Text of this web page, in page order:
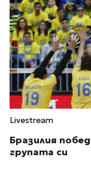
Livestream
Бразилия
групата си